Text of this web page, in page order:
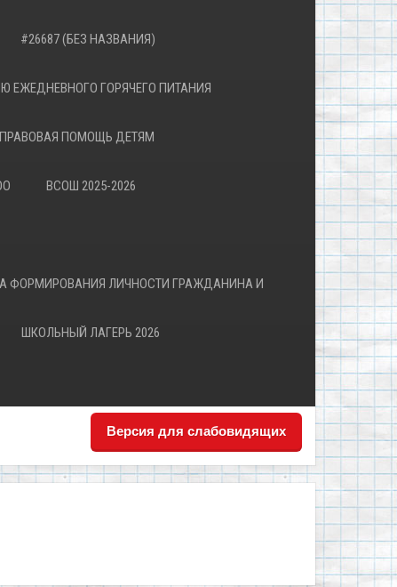
#26687 (БЕЗ НАЗВАНИЯ)
ЕЖЕДНЕВНОГО ГОРЯЧЕГО ПИТАНИЯ
ПРАВОВАЯ ПОМОЩЬ ДЕТЯМ
ВСОШ 2025-2026
ФОРМИРОВАНИЯ ЛИЧНОСТИ ГРАЖДАНИНА И
ШКОЛЬНЫЙ ЛАГЕРЬ 2026
Версия для слабовидящих